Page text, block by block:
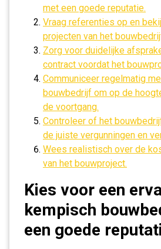
met een goede reputatie.
Vraag referenties op en
projecten van het
Zorg voor duidelijke
contract voordat het
Communiceer regelmatig
bouwbedrijf om op de
de voortgang.
Controleer of het
de juiste vergunningen en
Wees realistisch over de
van het bouwproject.
Kies voor een
kempisch
een goede